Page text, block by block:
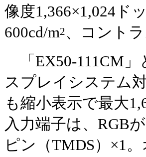
像度1,366×1,024ド
600cd/m2、コント
「EX50-111CM」
スプレイシステム
も縮小表示で最大
入力端子は、RGB
ピン（TMDS）×1